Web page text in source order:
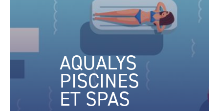
AQUALYS
PISCINES
ET SPAS